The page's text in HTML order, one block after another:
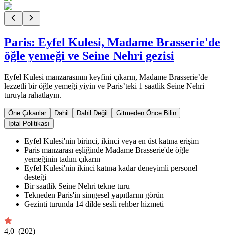
Paris: Eyfel Kulesi, Madame Brasserie'de
öğle yemeği ve Seine Nehri gezisi
Eyfel Kulesi manzarasının keyfini çıkarın, Madame Brasserie’de
lezzetli bir öğle yemeği yiyin ve Paris’teki 1 saatlik Seine Nehri
turuyla rahatlayın.
Öne Çıkanlar Dahil Dahil Değil
Gitmeden Önce Bilin
İptal Politikası
Eyfel Kulesi'nin birinci, ikinci veya en üst katına erişim
Paris manzarası eşliğinde Madame Brasserie'de öğle
yemeğinin tadını çıkarın
Eyfel Kulesi'nin ikinci katına kadar deneyimli personel
desteği
Bir saatlik Seine Nehri tekne turu
Tekneden Paris'in simgesel yapıtlarını görün
Gezinti turunda 14 dilde sesli rehber hizmeti
4,0 (202)